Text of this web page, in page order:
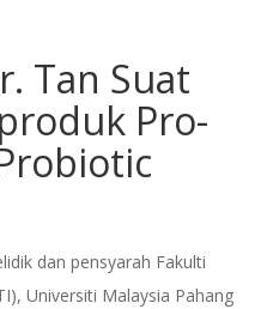
Tan Suat
Pro-
dan pensyarah Fakulti
Universiti Malaysia Pahang